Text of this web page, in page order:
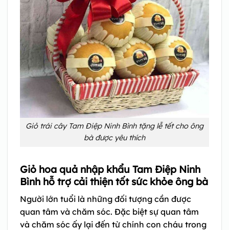
Giỏ trái cây Tam Điệp Ninh Bình tặng lễ tết cho ông
bà được yêu thích
Giỏ hoa quả nhập khẩu Tam Điệp Ninh
Bình hỗ trợ cải thiện tốt sức khỏe ông bà
Người lớn tuổi là những đối tượng cần được
quan tâm và chăm sóc. Đặc biệt sự quan tâm
và chăm sóc ấy lại đến từ chính con cháu trong